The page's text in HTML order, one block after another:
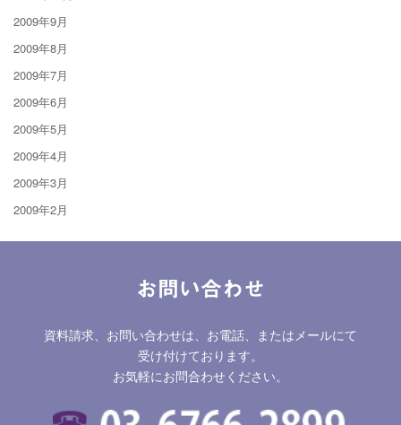
2009年9月
2009年8月
2009年7月
2009年6月
2009年5月
2009年4月
2009年3月
2009年2月
お問い合わせ
資料請求、お問い合わせは、お電話、またはメールにて
受け付けております。
お気軽にお問合わせください。